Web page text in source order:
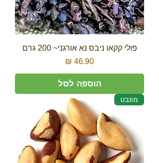
פולי קקאו ניבס נא אורגני~ 200 גרם
מחיר
הוספה לסל
מונבט